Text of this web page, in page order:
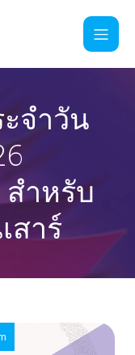
จำวัน
ำหรับ
สาร์